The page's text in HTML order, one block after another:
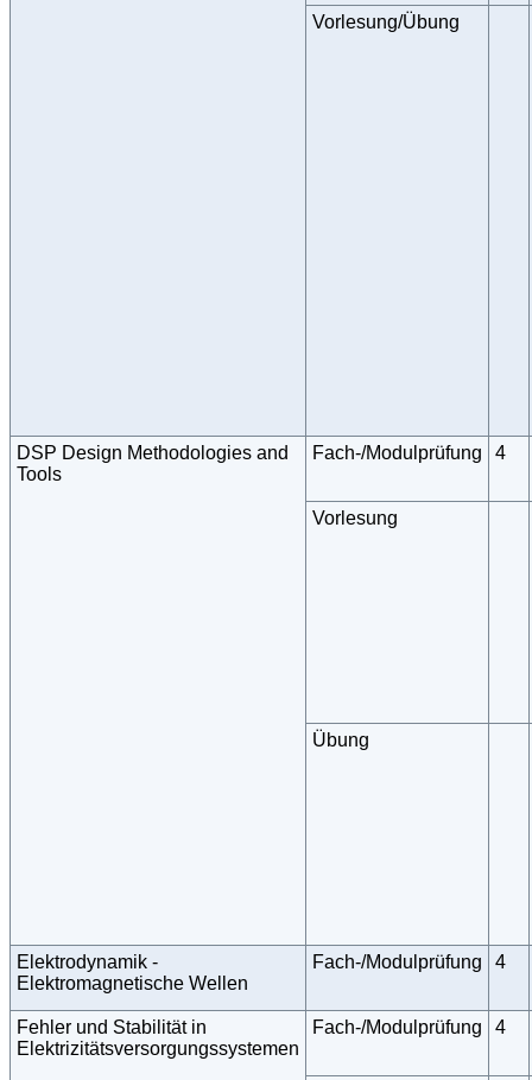
Vorlesung/Übung
DSP Design Methodologies and
Tools
Fach-/Modulprüfung 4
Vorlesung
Übung
Elektrodynamik -
Elektromagnetische Wellen
Fach-/Modulprüfung 4
Fehler und Stabilität in
Elektrizitätsversorgungssystemen
Fach-/Modulprüfung 4